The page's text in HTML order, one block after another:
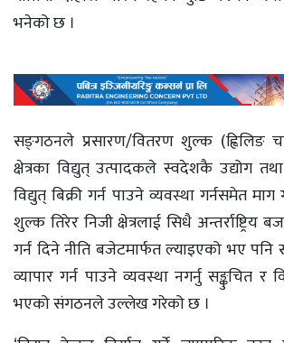
भनेको छ ।
सङ्‌गठनले प्रसारण/वितरण शुल्क (ह्विलिङ
क्षेत्रका विद्युत् उत्पादकले स्वदेशकै उद्योग तथा
विद्युत् बिक्री गर्न पाउने व्यवस्था गर्नसमेत
शुल्क तिरेर निजी क्षेत्रलाई सिधै अन्तर्राष्ट्रिय
गर्न दिने नीति बजेटमार्फत ल्याइएको भए पनि
व्यापार गर्न पाउने व्यवस्था नगर्नु सङ्कुचित र
भएको संगठनले उल्लेख गरेको छ ।